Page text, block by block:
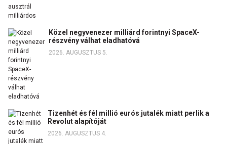
Közel negyvenezer milliárd forintnyi SpaceX-
részvény válhat eladhatóvá
2026. AUGUSZTUS 5.
Tizenhét és fél millió eurós jutalék miatt perlik a
Revolut alapítóját
2026. AUGUSZTUS 4.